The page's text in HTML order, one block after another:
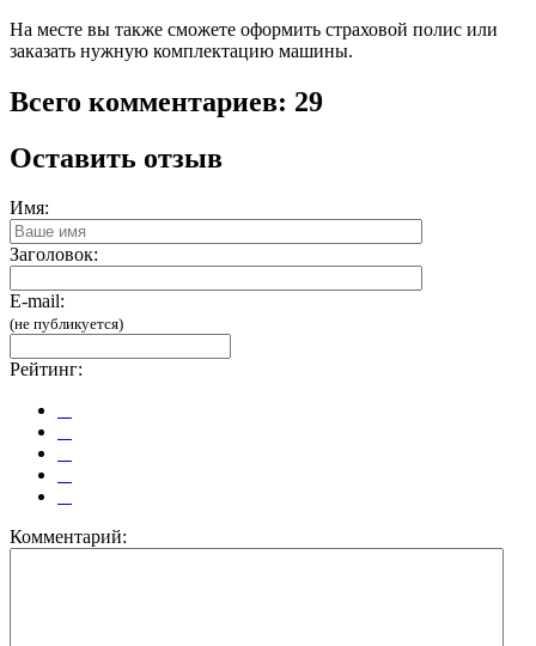
На месте вы также сможете оформить страховой полис или
заказать нужную комплектацию машины.
Всего комментариев: 29
Оставить отзыв
Имя:
Заголовок:
E-mail:
(не публикуется)
Рейтинг:
Комментарий: